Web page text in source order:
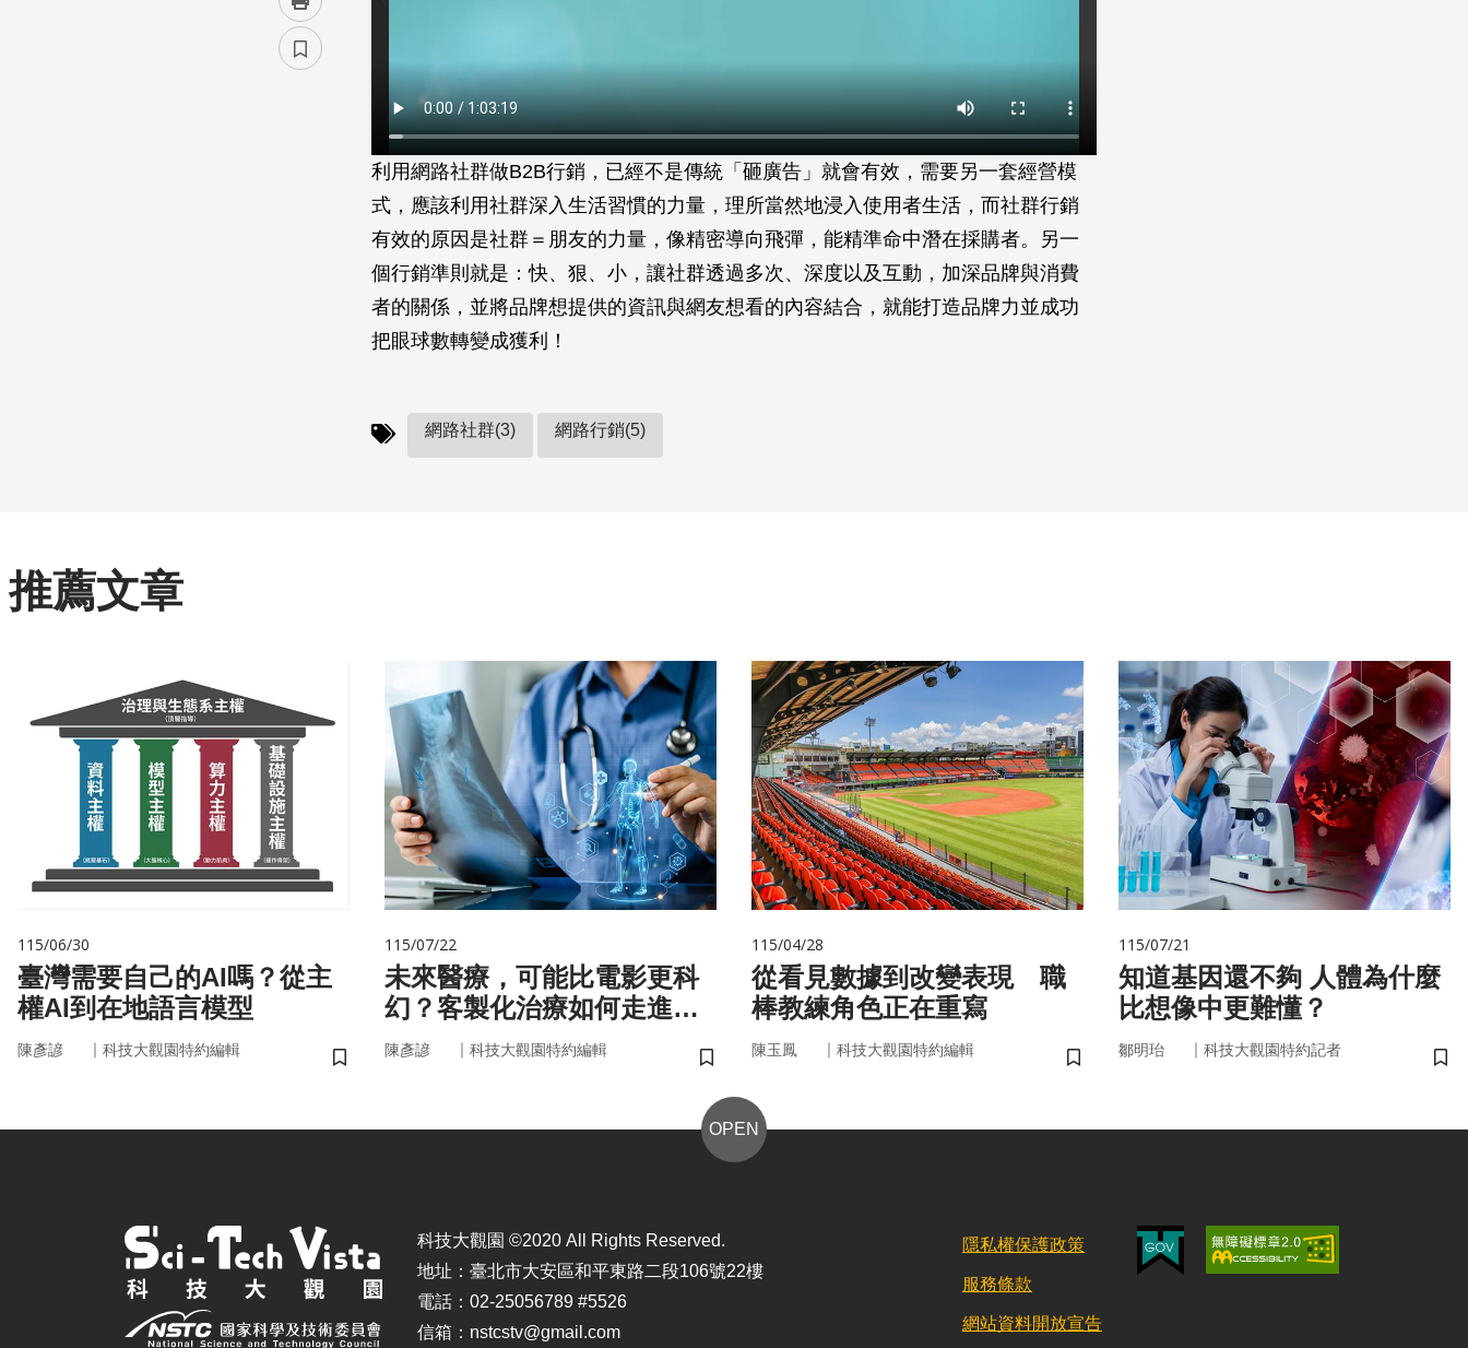
利用網路社群做B2B行銷，已經不是傳統「砸廣告」就會有效，需要另一套經營模
式，應該利用社群深入生活習慣的力量，理所當然地浸入使用者生活，而社群行銷
有效的原因是社群＝朋友的力量，像精密導向飛彈，能精準命中潛在採購者。另一
個行銷準則就是：快、狠、小，讓社群透過多次、深度以及互動，加深品牌與消費
者的關係，並將品牌想提供的資訊與網友想看的內容結合，就能打造品牌力並成功
把眼球數轉變成獲利！
網路社群(3) 網路行銷(5)
推薦文章
115/06/30
臺灣需要自己的AI嗎？從主
權AI到在地語言模型
陳彥諺 ｜ 科技大觀園特約編輯
儲存書籤
115/07/22
未來醫療，可能比電影更科
幻？客製化治療如何走進真
實世界
陳彥諺 ｜ 科技大觀園特約編輯
儲存書籤
115/04/28
從看見數據到改變表現 職
棒教練角色正在重寫
陳玉鳳 ｜ 科技大觀園特約編輯
儲存書籤
115/07/21
知道基因還不夠 人體為什麼
比想像中更難懂？
鄒明珆 ｜ 科技大觀園特約記者
儲
OPEN
科技大觀園 ©2020 All Rights Reserved.
地址：臺北市大安區和平東路二段106號22樓
電話：02-25056789 #5526
信箱：nstcstv@gmail.com
隱私權保護政策
服務條款
網站資料開放宣告